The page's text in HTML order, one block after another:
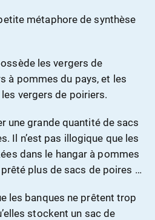
métaphore de synthèse
les vergers de
à pommes du pays, et les
vergers de poiriers.
une grande quantité de sacs
Il n’est pas illogique que les
dans le hangar à pommes
prêté plus de sacs de poires …
les banques ne prêtent trop
stockent un sac de